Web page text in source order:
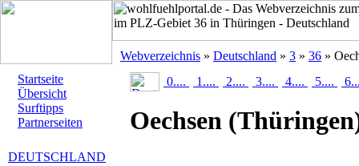
Webverzeichnis » Deutschland » 3 » 36 »
Startseite
Übersicht
Surftipps
Partnerseiten
DEUTSCHLAND
0.... 1.... 2.... 3.... 4.... 5....
Oechsen